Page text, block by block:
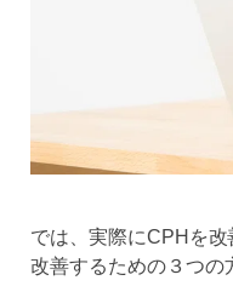
では、実際にCPHを
改善するための３つの